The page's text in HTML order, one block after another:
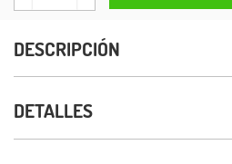
DESCRIPCIÓN
DETALLES